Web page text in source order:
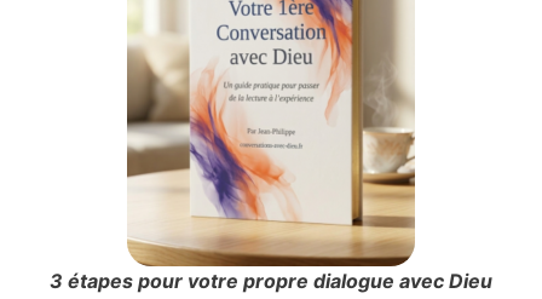
3 étapes pour votre propre dialogue avec Dieu